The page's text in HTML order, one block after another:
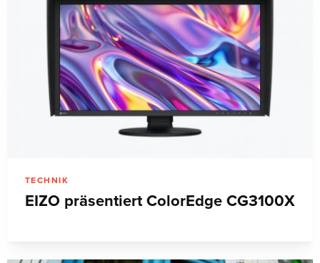
TECHNIK
EIZO präsentiert ColorEdge CG3100X